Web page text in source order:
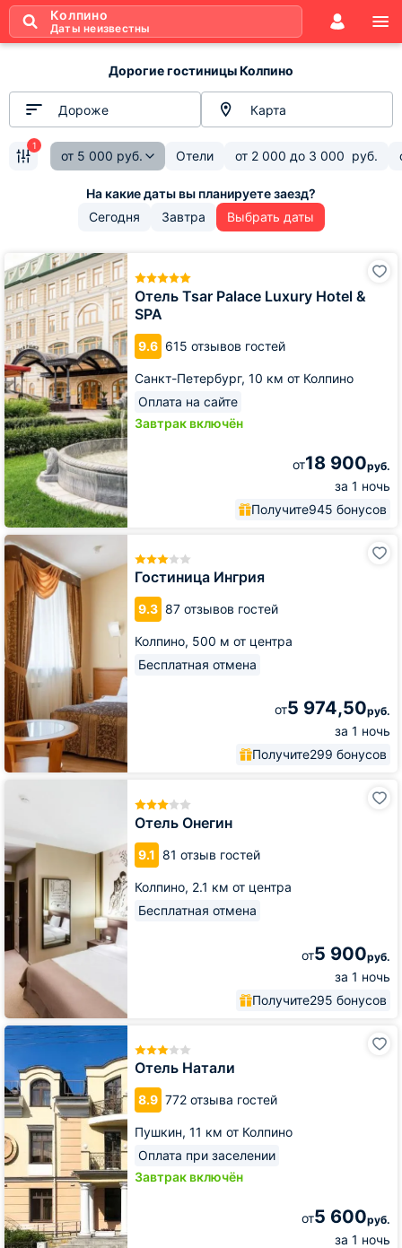
Колпино
Даты неизвестны
Дорогие гостиницы Колпино
Дороже Карта
от 5 000 руб. Отели от 2 000 до 3 000 руб.
1
Сегодня Завтра Выбрать даты
Отель Tsar Palace Luxury Hotel &
SPA
9.6 615 отзывов гостей
Санкт-Петербург, 10 км от Колпино
Оплата на сайте
Завтрак включён
от18 900руб.
за 1 ночь
Получите945 бонусов
Отель
Tsar
Palace
Luxury
Hotel
&
SPA
Гостиница Ингрия
9.3 87 отзывов гостей
Колпино, 500 м от центра
Бесплатная отмена
от5 974,50руб.
за 1 ночь
Получите299 бонусов
Гостиница
Ингрия
Отель Онегин
9.1 81 отзыв гостей
Колпино, 2.1 км от центра
Бесплатная отмена
от5 900руб.
за 1 ночь
Получите295 бонусов
Онегин
Отель Натали
8.9 772 отзыва гостей
Пушкин, 11 км от Колпино
Оплата при заселении
Завтрак включён
от5 600руб.
за 1 ночь
Отель
Натали